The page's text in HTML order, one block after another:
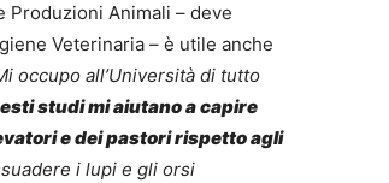
Produzioni Animali – deve
Veterinaria – è utile anche
occupo all’Università di tutto
studi mi aiutano a capire
e dei pastori rispetto agli
i lupi e gli orsi